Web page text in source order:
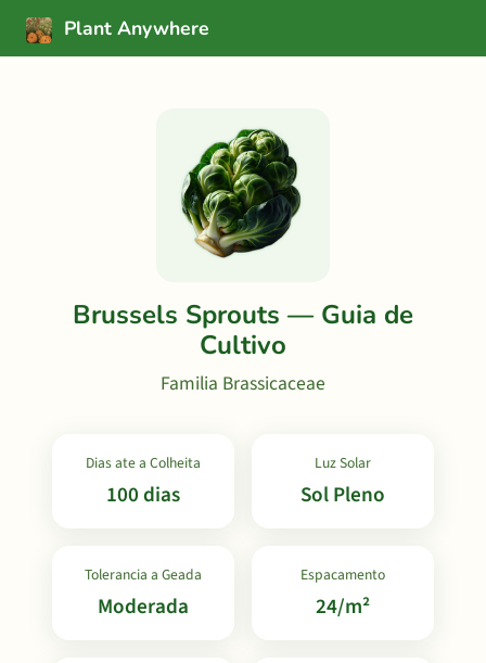
Plant Anywhere
Brussels Sprouts — Guia de
Cultivo
Familia Brassicaceae
Dias ate a Colheita
100 dias
Luz Solar
Sol Pleno
Tolerancia a Geada
Moderada
Espacamento
24/m²